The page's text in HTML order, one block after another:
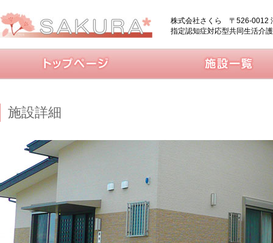
株式会社さくら 〒526-0012
指定認知症対応型共同生活介
施設詳細